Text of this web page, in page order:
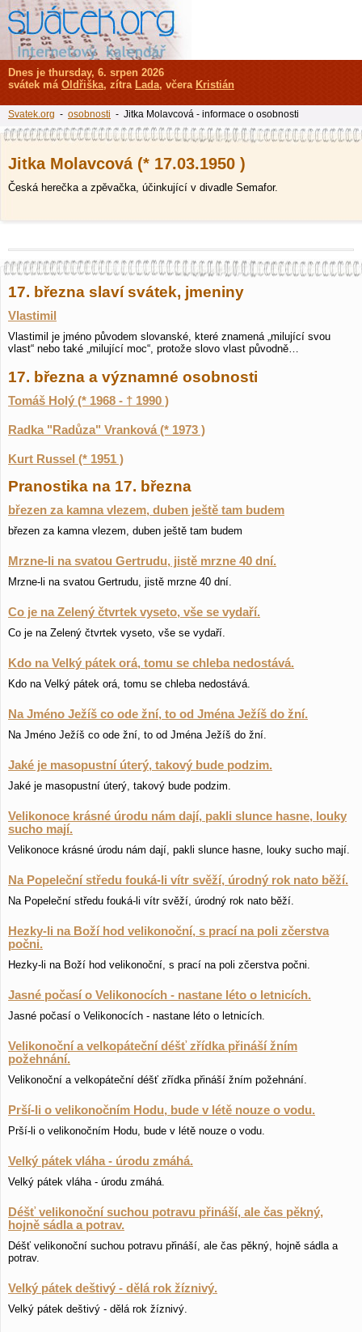
Jitka Molavcová (* 17.03.1950 )
Česká herečka a zpěvačka, účinkující v divadle Semafor.
17. března slaví svátek, jmeniny
Vlastimil
Vlastimil je jméno původem slovanské, které znamená „milující svou
vlast“ nebo také „milující moc“, protože slovo vlast původně…
17. března a významné osobnosti
Tomáš Holý (* 1968 - † 1990 )
Radka "Radůza" Vranková (* 1973 )
Kurt Russel (* 1951 )
Pranostika na 17. března
březen za kamna vlezem, duben ještě tam budem
březen za kamna vlezem, duben ještě tam budem
Mrzne-li na svatou Gertrudu, jistě mrzne 40 dní.
Mrzne-li na svatou Gertrudu, jistě mrzne 40 dní.
Co je na Zelený čtvrtek vyseto, vše se vydaří.
Co je na Zelený čtvrtek vyseto, vše se vydaří.
Kdo na Velký pátek orá, tomu se chleba nedostává.
Kdo na Velký pátek orá, tomu se chleba nedostává.
Na Jméno Ježíš co ode žní, to od Jména Ježíš do žní.
Na Jméno Ježíš co ode žní, to od Jména Ježíš do žní.
Jaké je masopustní úterý, takový bude podzim.
Jaké je masopustní úterý, takový bude podzim.
Velikonoce krásné úrodu nám dají, pakli slunce hasne, louky
sucho mají.
Velikonoce krásné úrodu nám dají, pakli slunce hasne, louky sucho mají.
Na Popeleční středu fouká-li vítr svěží, úrodný rok nato běží.
Na Popeleční středu fouká-li vítr svěží, úrodný rok nato běží.
Hezky-li na Boží hod velikonoční, s prací na poli zčerstva
počni.
Hezky-li na Boží hod velikonoční, s prací na poli zčerstva počni.
Jasné počasí o Velikonocích - nastane léto o letnicích.
Jasné počasí o Velikonocích - nastane léto o letnicích.
Velikonoční a velkopáteční déšť zřídka přináší žním
požehnání.
Velikonoční a velkopáteční déšť zřídka přináší žním požehnání.
Prší-li o velikonočním Hodu, bude v létě nouze o vodu.
Prší-li o velikonočním Hodu, bude v létě nouze o vodu.
Velký pátek vláha - úrodu zmáhá.
Velký pátek vláha - úrodu zmáhá.
Déšť velikonoční suchou potravu přináší, ale čas pěkný,
hojně sádla a potrav.
Déšť velikonoční suchou potravu přináší, ale čas pěkný, hojně sádla a
potrav.
Velký pátek deštivý - dělá rok žíznivý.
Velký pátek deštivý - dělá rok žíznivý.
Dnes je thursday, 6. srpen 2026
svátek má Oldřiška, zítra Lada, včera Kristián
Svatek.org - osobnosti - Jitka Molavcová - informace o osobnosti